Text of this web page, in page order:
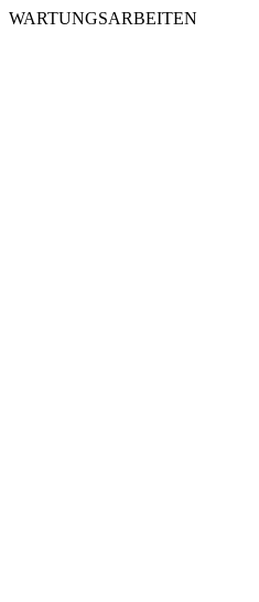
WARTUNGSARBEITEN